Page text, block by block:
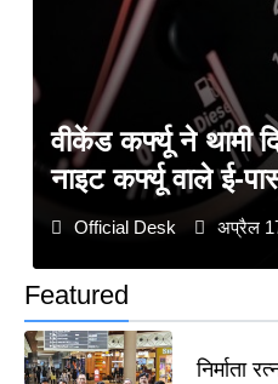
Featured
निर्माता
वीकेंड कर्फ्यू ने थामी
नाइट कर्फ्यू वाले ई-
Official Desk अप्रैल